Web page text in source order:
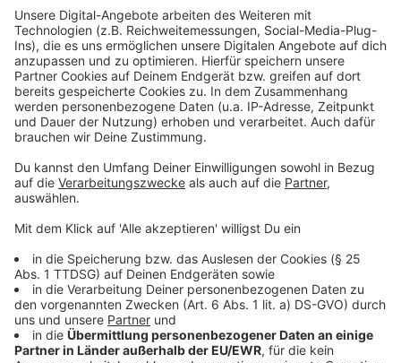
Bietigheim weiter.
Anzeige
Weitere Infos und Links zum Thema:
Anzeige
Unsere DEG-Sonderseite
DEG-Legenden hautnah
Die Eishockey-WM 2027 in Düsseldorf
Anzeige